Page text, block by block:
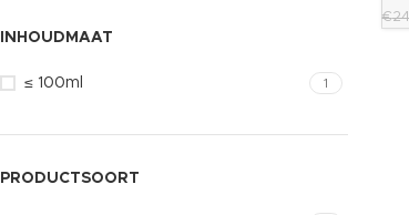
INHOUDMAAT
≤ 100ml 1
PRODUCTSOORT
€